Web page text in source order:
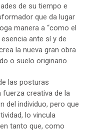
de su tiempo e
que da lugar
manera a “como el
ante sí y de
la nueva gran obra
o suelo originario.
las posturas
fuerza creativa de la
del individuo, pero que
lo vincula
tanto que, como